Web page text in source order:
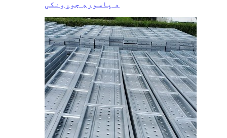
د پاسورډ جوړونکی